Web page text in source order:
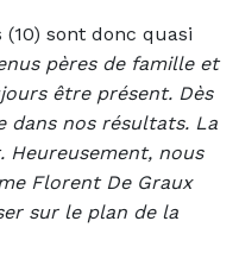
sont donc quasi
pères de famille et
être présent. Dès
dans nos résultats. La
Heureusement, nous
Florent De Graux
sur le plan de la